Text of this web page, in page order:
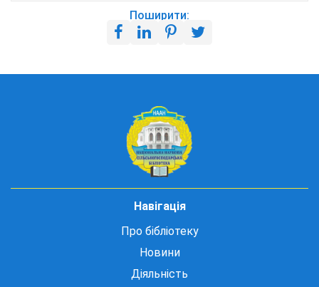
Поширити:
Навігація
Про бібліотеку
Новини
Діяльність